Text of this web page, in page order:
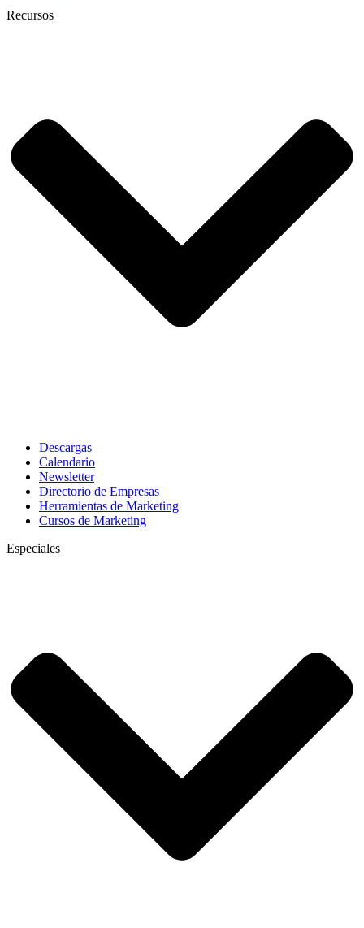
Recursos
Descargas
Calendario
Newsletter
Directorio de Empresas
Herramientas de Marketing
Cursos de Marketing
Especiales